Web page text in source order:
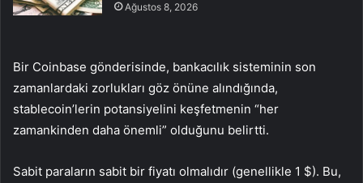
Ağustos 8, 2026
Bir Coinbase gönderisinde, bankacılık sisteminin son
zamanlardaki zorlukları göz önüne alındığında,
stablecoin’lerin potansiyelini keşfetmenin “her
zamankinden daha önemli” olduğunu belirtti.
Sabit paraların sabit bir fiyatı olmalıdır (genellikle 1 $). Bu,